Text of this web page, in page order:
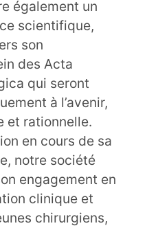
également un
scientifique,
son
des Acta
qui seront
à l’avenir,
et rationnelle.
en cours de sa
notre société
engagement en
clinique et
chirurgiens,